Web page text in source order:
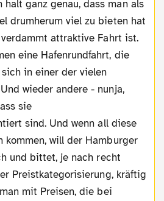
drumherum viel zu bieten hat
attraktive Fahrt ist.
eine Hafenrundfahrt, die
in einer der vielen
wieder andere - nunja,
sie
sind. Und wenn all diese
kommen, will der Hamburger
und bittet, je nach recht
Preistkategorisierung, kräftig
mit Preisen, die bei